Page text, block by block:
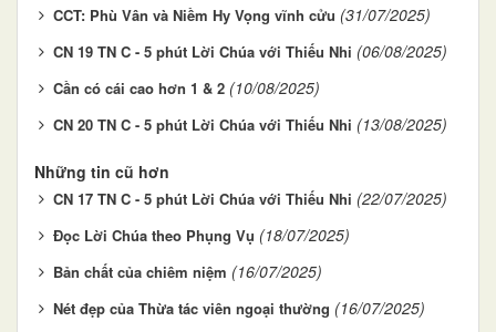
CCT: Phù Vân và Niềm Hy Vọng vĩnh cửu (31/07/2025)
CN 19 TN C - 5 phút Lời Chúa với Thiếu Nhi (06/08/2025)
Cần có cái cao hơn 1 & 2 (10/08/2025)
CN 20 TN C - 5 phút Lời Chúa với Thiếu Nhi (13/08/2025)
Những tin cũ hơn
CN 17 TN C - 5 phút Lời Chúa với Thiếu Nhi (22/07/2025)
Đọc Lời Chúa theo Phụng Vụ (18/07/2025)
Bản chất của chiêm niệm (16/07/2025)
Nét đẹp của Thừa tác viên ngoại thường (16/07/2025)